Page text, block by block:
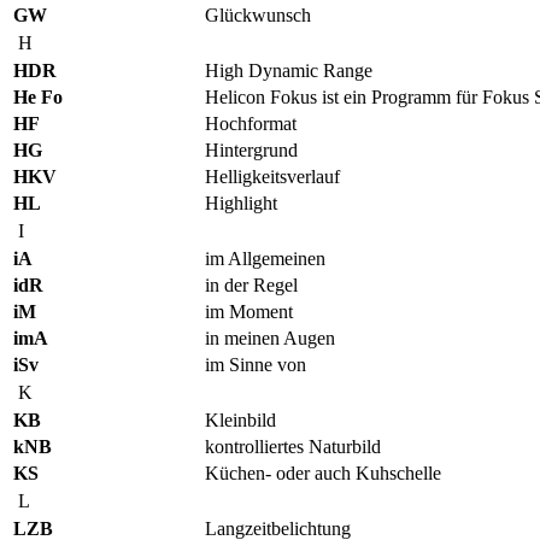
GW
Glückwunsch
H
HDR
High Dynamic Range
He Fo
Helicon Fokus ist ein Programm für Fokus
HF
Hochformat
HG
Hintergrund
HKV
Helligkeitsverlauf
HL
Highlight
I
iA
im Allgemeinen
idR
in der Regel
iM
im Moment
imA
in meinen Augen
iSv
im Sinne von
K
KB
Kleinbild
kNB
kontrolliertes Naturbild
KS
Küchen- oder auch Kuhschelle
L
LZB
Langzeitbelichtung